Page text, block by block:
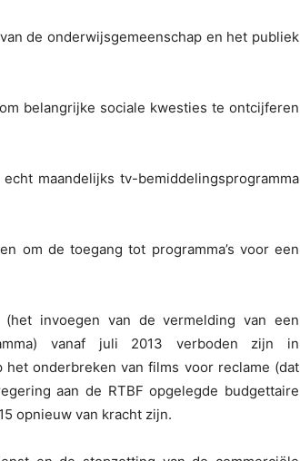
de onderwijsgemeenschap en het publiek
belangrijke sociale kwesties te ontcijferen
maandelijks tv-bemiddelingsprogramma
om de toegang tot programma’s voor een
invoegen van de vermelding van een
vanaf juli 2013 verboden zijn in
het onderbreken van films voor reclame (dat
aan de RTBF opgelegde budgettaire
opnieuw van kracht zijn.